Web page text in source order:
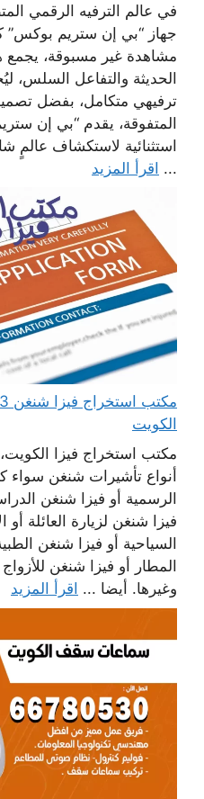
في عالم الترفيه الرقمي
جهاز “بي إن ستريم بوكس”
مشاهدة غير مسبوقة، يجمع
الحديثة والتفاعل السلس،
ترفيهي متكامل، بفضل
المتفوقة، يقدم “بي إن
استثنائية لاستكشاف عالمٍ
... اقرأ المزيد
الكويت
مكتب استخراج فيزا
أنواع تأشيرات شنغن سواء
الرسمية أو فيزا شنغن
فيزا شنغن لزيارة العائلة
السياحية أو فيزا شنغن
المطار أو فيزا شنغن
وغيرها. أيضا ... اقرأ المزيد